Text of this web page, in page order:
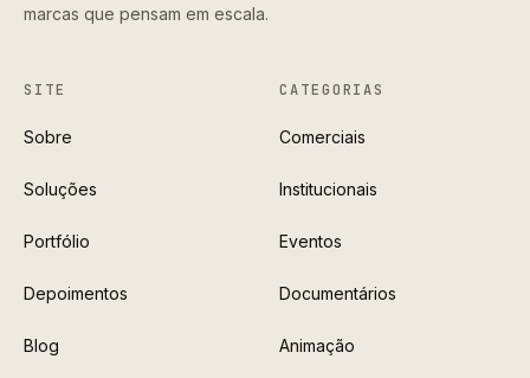
marcas que pensam em escala.
SITE
Sobre
Soluções
Portfólio
Depoimentos
Blog
CATEGORIAS
Comerciais
Institucionais
Eventos
Documentários
Animação